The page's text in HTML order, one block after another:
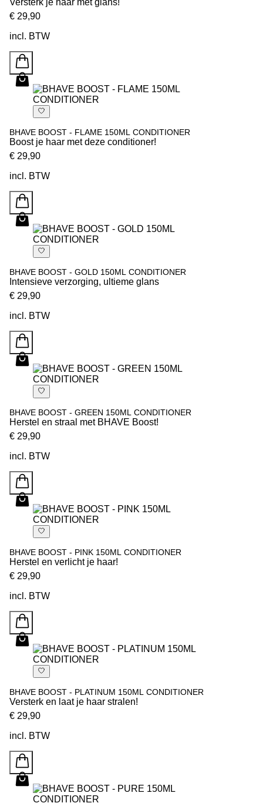
€ 29,90
incl. BTW
BHAVE BOOST - FLAME 150ML CONDITIONER
Boost je haar met deze conditioner!
€ 29,90
incl. BTW
BHAVE BOOST - GOLD 150ML CONDITIONER
Intensieve verzorging, ultieme glans
€ 29,90
incl. BTW
BHAVE BOOST - GREEN 150ML CONDITIONER
Herstel en straal met BHAVE Boost!
€ 29,90
incl. BTW
BHAVE BOOST - PINK 150ML CONDITIONER
Herstel en verlicht je haar!
€ 29,90
incl. BTW
BHAVE BOOST - PLATINUM 150ML CONDITIONER
Versterk en laat je haar stralen!
€ 29,90
incl. BTW